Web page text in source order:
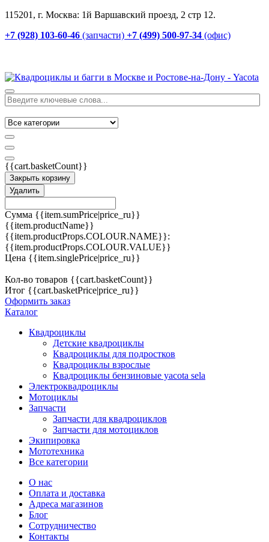
115201, г. Москва: 1й Варшавский проезд, 2 стр 12.
+7 (928) 103-60-46 (запчасти) +7 (499) 500-97-34 (офис)
{{cart.basketCount}}
Закрыть корзину
Удалить
Сумма {{item.sumPrice|price_ru}}
{{item.productName}}
{{item.productProps.COLOUR.NAME}}:
{{item.productProps.COLOUR.VALUE}}
Цена {{item.singlePrice|price_ru}}
Кол-во товаров {{cart.basketCount}}
Итог {{cart.basketPrice|price_ru}}
Оформить заказ
Каталог
Квадроциклы
Детские квадроциклы
Квадроциклы для подростков
Квадроциклы взрослые
Квадроциклы бензиновые yacota sela
Электроквадроциклы
Мотоциклы
Запчасти
Запчасти для квадроциклов
Запчасти для мотоциклов
Экипировка
Мототехника
Все категории
О нас
Оплата и доставка
Адреса магазинов
Блог
Сотрудничество
Контакты